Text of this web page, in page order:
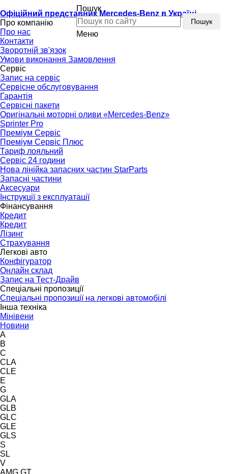
Офіційний представник Mercedes-Benz в Україні
Пошук
Пошук
Меню
Про компанію
Про нас
Контакти
Зворотній зв'язок
Умови виконання Замовлення
Сервіс
Запис на сервіс
Сервісне обслуговування
Гарантія
Сервісні пакети
Оригінальні моторні оливи «Mercedes-Benz»
Sprinter Pro
Преміум Сервіс
Преміум Сервіс Плюс
Тариф лояльний
Сервіс 24 години
Нова лінійка запасних частин StarParts
Запасні частини
Аксесуари
Інструкції з експлуатації
Фінансування
Кредит
Кредит
Лізинг
Страхування
Легкові авто
Конфігуратор
Онлайн склад
Запис на Тест-Драйв
Спеціальні пропозиції
Спеціальні пропозиції на легкові автомобілі
Інша техніка
Мінівени
Новини
A
B
C
CLA
CLE
E
G
GLA
GLB
GLC
GLE
GLS
S
SL
V
AMG GT